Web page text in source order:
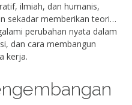
ilmiah, dan humanis,
sekadar memberikan teori…
perubahan nyata dalam
dan cara membangun
kerja.